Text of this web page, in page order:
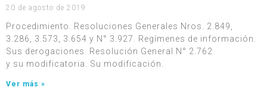
20 de agosto de 2019
Procedimiento. Resoluciones Generales Nros. 2.849,
3.286, 3.573, 3.654 y N° 3.927. Regímenes de información.
Sus derogaciones. Resolución General N° 2.762
y su modificatoria. Su modificación.
Ver más »